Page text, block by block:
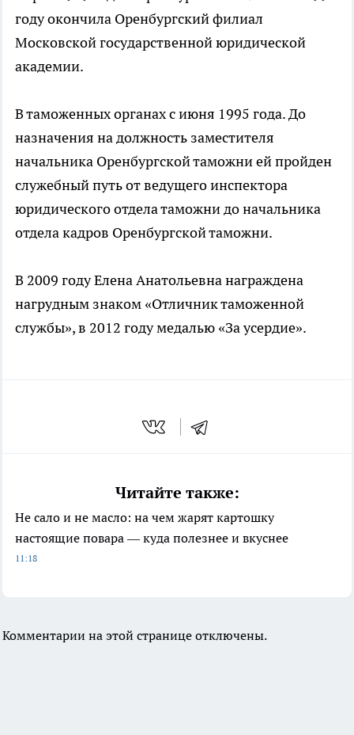
году окончила Оренбургский филиал
Московской государственной юридической
академии.
В таможенных органах с июня 1995 года. До
назначения на должность заместителя
начальника Оренбургской таможни ей пройден
служебный путь от ведущего инспектора
юридического отдела таможни до начальника
отдела кадров Оренбургской таможни.
В 2009 году Елена Анатольевна награждена
нагрудным знаком «Отличник таможенной
службы», в 2012 году медалью «За усердие».
Читайте также:
Не сало и не масло: на чем жарят картошку
настоящие повара — куда полезнее и вкуснее
11:18
Комментарии на этой странице отключены.